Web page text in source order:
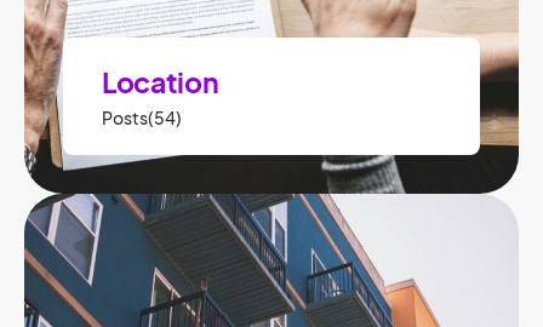
Location
Posts(54)